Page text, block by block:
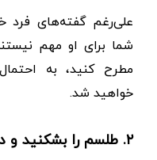
علی‌رغم گفته‌های فرد
شما برای او مهم
مطرح کنید، به‌
خواهید شد.
۲. طلسم را بشکنید و دیگر روی آن‌ها تمرکز نکنید